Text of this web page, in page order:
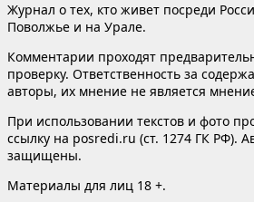
Журнал о тех, кто живет посреди
Поволжье и на Урале.
Комментарии проходят
проверку. Ответственность за
авторы, их мнение не является
При использовании текстов и фото
ссылку на posredi.ru (ст. 1274 ГК РФ).
защищены.
Материалы для лиц 18 +.